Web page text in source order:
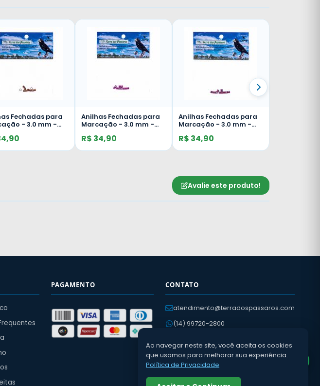
Fechadas para
- 3.0 mm -
Anilhas Fechadas para
Marcação - 3.0 mm -
R$ 34,90
Anilhas Fechadas para
Marcação - 3.0 mm -
Vermelho
R$ 34,90
Avalie este produto!
PAGAMENTO CONTATO
atendimento@terradospassaros.com
(14) 99720-2800
Av. Léo Guaraldo, 400
Dois Córregos – SP
Ao navegar neste site, você aceita os cookies
que usamos para melhorar sua experiência.
Política de Privacidade